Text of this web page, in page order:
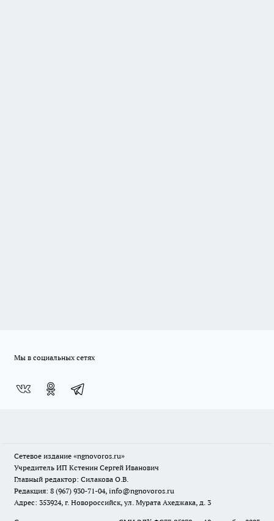
Мы в социальных сетях
Сетевое издание «ngnovoros.ru»
Учредитель ИП Кстенин Сергей Иванович
Главный редактор: Силакова О.В.
Редакция: 8 (967) 930-71-04, info@ngnovoros.ru
Адрес: 353924, г. Новороссийск, ул. Мурата Ахеджака, д. 3